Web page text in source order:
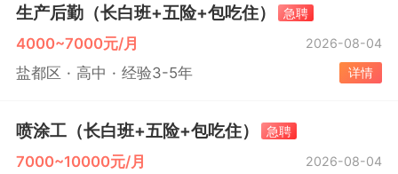
生产后勤（长白班+五险+包吃住） 急聘
4000~7000元/月 2026-08-04
盐都区 高中 经验3-5年 详情
喷涂工（长白班+五险+包吃住） 急聘
7000~10000元/月 2026-08-04